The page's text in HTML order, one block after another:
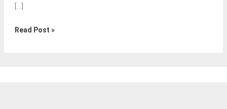
Readymix
Read Post »